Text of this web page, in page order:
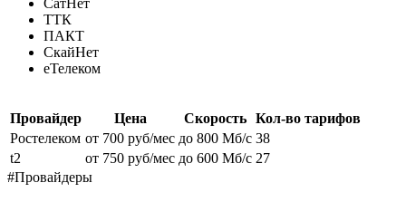
ТТК
ПАКТ
СкайНет
еТелеком
Провайдер Цена Скорость Кол-во тарифов
Ростелеком от 700 руб/мес до 800 Мб/с 38
t2
от 750 руб/мес до 600 Мб/с 27
#Провайдеры